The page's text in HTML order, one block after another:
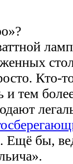
Кто-
и тем
Ещё бы,